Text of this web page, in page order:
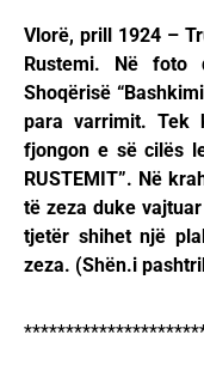
Vlorë, prill 1924 –
Rustemi. Në
Shoqërisë
para varrimit. Tek
fjongon e së cilës
RUSTEMIT”. Në
të zeza duke
tjetër shihet një
zeza. (Shën.i